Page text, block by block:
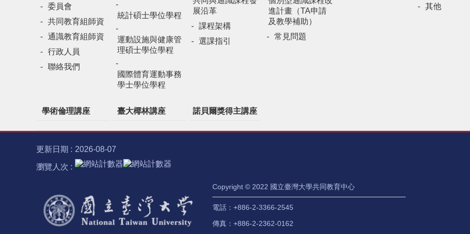
委員會
共同教育組師資
通識教育組師資
行政人員
聯絡我們
統計碩士學位學程
運動設施與健康管
理碩士學位學程
國際體育運動事務
學士學位學程
展沿革
課程架構
選課指引
進計畫（TA申請
及教學補助）
常見問題
其他
學術倫理講座 臺大椰林講座 諾貝爾獎得主講座
更新日期 2026-08-07
瀏覽人次
Copyright © 2022 國立臺灣大學共同教育中心
電話：+886-2-3366-2545
傳真：+886-2-2362-0162